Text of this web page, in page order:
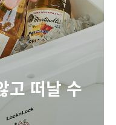
고 떠날 수